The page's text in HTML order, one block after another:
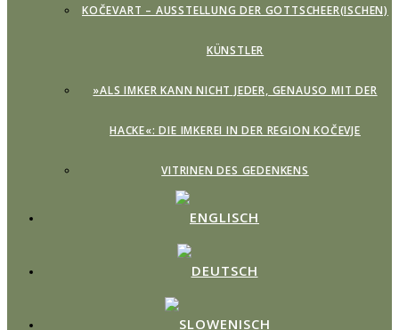
KOČEVART – AUSSTELLUNG DER GOTTSCHEER(ISCHEN)
KÜNSTLER
»ALS IMKER KANN NICHT JEDER, GENAUSO MIT DER
HACKE«: DIE IMKEREI IN DER REGION KOČEVJE
VITRINEN DES GEDENKENS